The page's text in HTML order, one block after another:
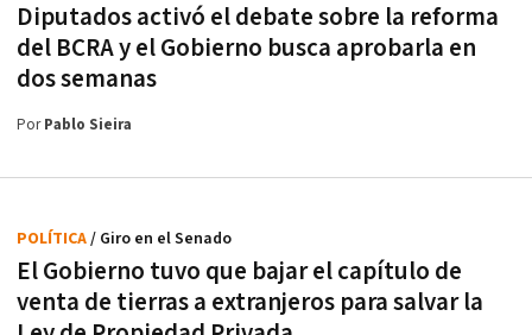
Diputados activó el debate sobre la reforma
del BCRA y el Gobierno busca aprobarla en
dos semanas
PorPablo Sieira
El Gobierno tuvo que bajar el capítulo de
venta de tierras a extranjeros para salvar la
POLÍTICA/ Giro en el Senado